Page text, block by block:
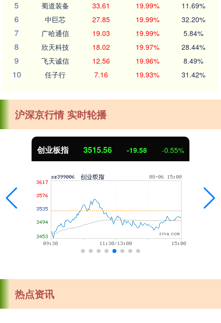
5 蜀道装备 33.61 19.99% 11.69%
6 中巨芯 27.85 19.99% 32.20%
7 广哈通信 19.03 19.99% 5.84%
8 欣天科技 18.02 19.97% 28.44%
9 飞天诚信 12.56 19.96% 8.49%
10 任子行 7.16 19.93% 31.42%
沪深京行情 实时轮播
创业板指 3515.56 -19.58 -0.55%
热点资讯